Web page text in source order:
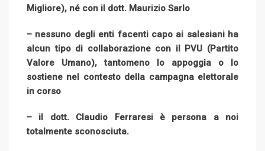
Migliore), né con il dott. Maurizio Sarlo
– nessuno degli enti facenti capo ai salesiani ha
alcun tipo di collaborazione con il PVU (Partito
Valore Umano), tantomeno lo appoggia o lo
sostiene nel contesto della campagna elettorale
in corso
– il dott. Claudio Ferraresi è persona a noi
totalmente sconosciuta.